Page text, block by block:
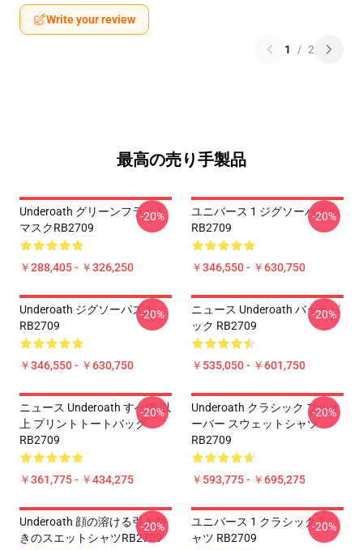
Write your review
1 / 2
最高の売り手製品
Underoath グリーンフラット
マスクRB2709
￥288,405 - ￥326,250
-20%
ユニバース 1 ジグソーパズル
RB2709
￥346,550 - ￥630,750
-20%
Underoath ジグソーパズル
RB2709
￥346,550 - ￥630,750
-20%
ニュース Underoath バックパ
ック RB2709
￥535,050 - ￥601,750
-20%
ニュース Underoath すべて 以
上 プリントトートバッグ
RB2709
￥361,775 - ￥434,275
-20%
Underoath クラシック プルオ
ーバー スウェットシャツ
RB2709
￥593,775 - ￥695,275
-20%
Underoath 顔の溶ける引き裂
きのスエットシャツRB2709
-20%
ユニバース 1 クラシック T シ
ャツ RB2709
-20%